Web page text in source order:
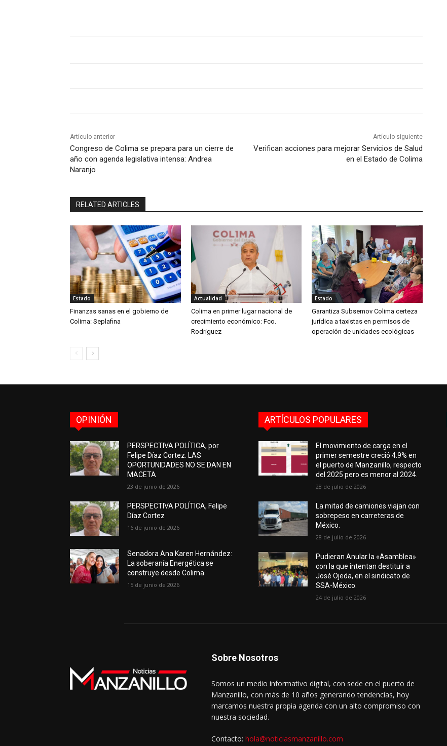
Artículo anterior
Congreso de Colima se prepara para un cierre de
año con agenda legislativa intensa: Andrea
Naranjo
Artículo siguiente
Verifican acciones para mejorar Servicios de Salud
en el Estado de Colima
RELATED ARTICLES
Estado
Finanzas sanas en el gobierno de
Colima: Seplafina
Actualidad
Colima en primer lugar nacional de
crecimiento económico: Fco.
Rodriguez
Estado
Garantiza Subsemov Colima certeza
jurídica a taxistas en permisos de
operación de unidades ecológicas
OPINIÓN
PERSPECTIVA POLÍTICA, por
Felipe Díaz Cortez. LAS
OPORTUNIDADES NO SE DAN EN
MACETA
23 de junio de 2026
PERSPECTIVA POLÍTICA, Felipe
Díaz Cortez
16 de junio de 2026
Senadora Ana Karen Hernández:
La soberanía Energética se
construye desde Colima
15 de junio de 2026
ARTÍCULOS POPULARES
El movimiento de carga en el
primer semestre creció 4.9% en
el puerto de Manzanillo, respecto
del 2025 pero es menor al 2024.
28 de julio de 2026
La mitad de camiones viajan con
sobrepeso en carreteras de
México.
28 de julio de 2026
Pudieran Anular la «Asamblea»
con la que intentan destituir a
José Ojeda, en el sindicato de
SSA-México.
24 de julio de 2026
Sobre Nosotros
Somos un medio informativo digital, con sede en el puerto de
Manzanillo, con más de 10 años generando tendencias, hoy
marcamos nuestra propia agenda con un alto compromiso con
nuestra sociedad.
Contacto: hola@noticiasmanzanillo.com